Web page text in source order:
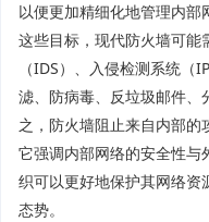
以便更加精细化地管理内
这些目标，现代防火墙可能
（IDS）、入侵检测系统（
滤、防病毒、反垃圾邮件、
之，防火墙阻止来自内部的
它强调内部网络的安全性与
织可以更好地保护其网络资
态势。